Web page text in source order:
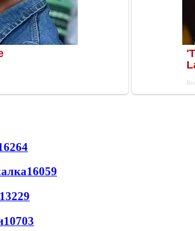
16059
13229
10703